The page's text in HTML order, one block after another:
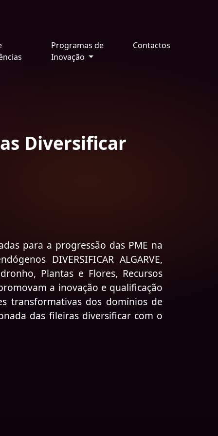
Programas de
Inovação
Contactos
Diversificar
para a progressão das PME na
DIVERSIFICAR ALGARVE,
Plantas e Flores, Recursos
a inovação e qualificação
transformativas dos domínios de
das fileiras diversificar com o